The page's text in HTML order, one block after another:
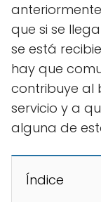
que si se
se está
hay que
contribuye al
servicio y a
alguna de
Índice